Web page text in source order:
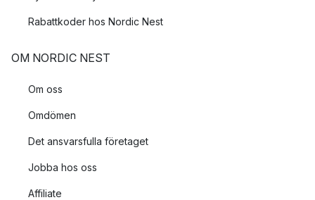
Rabattkoder hos Nordic Nest
OM NORDIC NEST
Om oss
Omdömen
Det ansvarsfulla företaget
Jobba hos oss
Affiliate